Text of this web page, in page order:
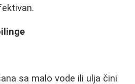
sa malo vode ili ulja čini